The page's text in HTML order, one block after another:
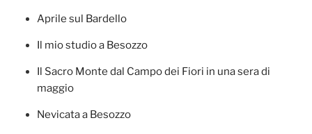
Aprile sul Bardello
Il mio studio a Besozzo
Il Sacro Monte dal Campo dei Fiori in una sera di
maggio
Nevicata a Besozzo